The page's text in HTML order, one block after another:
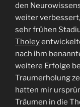
den
weiter
sehr frühen
Tholey
nach ihm
weitere Erfolge
Traumerholung
hatten mir
Träumen in die